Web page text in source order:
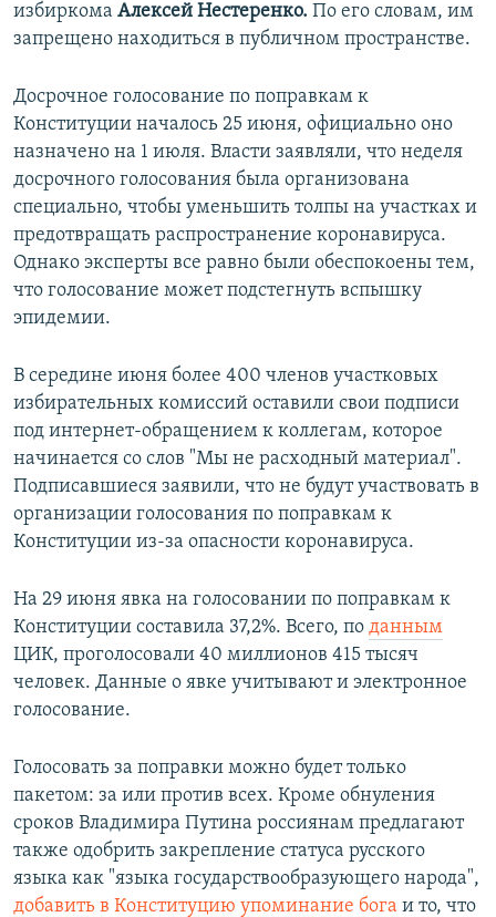
избиркома Алексей Нестеренко. По его словам, им
запрещено находиться в публичном пространстве.
Досрочное голосование по поправкам к
Конституции началось 25 июня, официально оно
назначено на 1 июля. Власти заявляли, что неделя
досрочного голосования была организована
специально, чтобы уменьшить толпы на участках и
предотвращать распространение коронавируса.
Однако эксперты все равно были обеспокоены тем,
что голосование может подстегнуть вспышку
эпидемии.
В середине июня более 400 членов участковых
избирательных комиссий оставили свои подписи
под интернет-обращением к коллегам, которое
начинается со слов "Мы не расходный материал".
Подписавшиеся заявили, что не будут участвовать в
организации голосования по поправкам к
Конституции из-за опасности коронавируса.
На 29 июня явка на голосовании по поправкам к
Конституции составила 37,2%. Всего, по данным
ЦИК, проголосовали 40 миллионов 415 тысяч
человек. Данные о явке учитывают и электронное
голосование.
Голосовать за поправки можно будет только
пакетом: за или против всех. Кроме обнуления
сроков Владимира Путина россиянам предлагают
также одобрить закрепление статуса русского
языка как "языка государствообразующего народа",
добавить в Конституцию упоминание бога и то, что